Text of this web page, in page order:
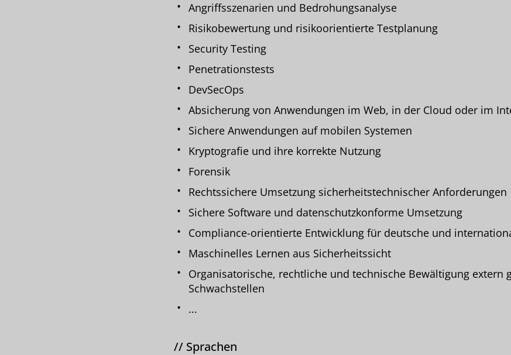
Angriffsszenarien und Bedrohungsanalyse
Risikobewertung und risikoorientierte Testplanung
Security Testing
Penetrationstests
DevSecOps
Absicherung von Anwendungen im Web, in der Cloud oder im
Sichere Anwendungen auf mobilen Systemen
Kryptografie und ihre korrekte Nutzung
Forensik
Rechtssichere Umsetzung sicherheitstechnischer Anforderungen
Sichere Software und datenschutzkonforme Umsetzung
Compliance-orientierte Entwicklung für deutsche und
Maschinelles Lernen aus Sicherheitssicht
Organisatorische, rechtliche und technische Bewältigung extern
Schwachstellen
...
// Sprachen